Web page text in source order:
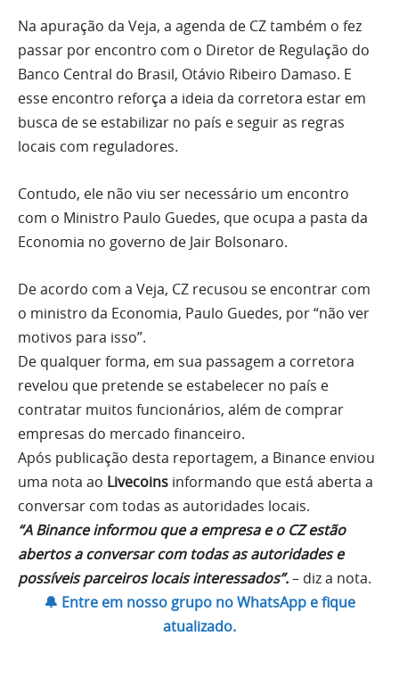
Na apuração da Veja, a agenda de CZ também o fez
passar por encontro com o Diretor de Regulação do
Banco Central do Brasil, Otávio Ribeiro Damaso. E
esse encontro reforça a ideia da corretora estar em
busca de se estabilizar no país e seguir as regras
locais com reguladores.
Contudo, ele não viu ser necessário um encontro
com o Ministro Paulo Guedes, que ocupa a pasta da
Economia no governo de Jair Bolsonaro.
De acordo com a Veja, CZ recusou se encontrar com
o ministro da Economia, Paulo Guedes, por “não ver
motivos para isso”.
De qualquer forma, em sua passagem a corretora
revelou que pretende se estabelecer no país e
contratar muitos funcionários, além de comprar
empresas do mercado financeiro.
Após publicação desta reportagem, a Binance enviou
uma nota ao Livecoins informando que está aberta a
conversar com todas as autoridades locais.
“A Binance informou que a empresa e o CZ estão
abertos a conversar com todas as autoridades e
possíveis parceiros locais interessados”.– diz a nota.
🔔 Entre em nosso grupo no WhatsApp e fique
atualizado.